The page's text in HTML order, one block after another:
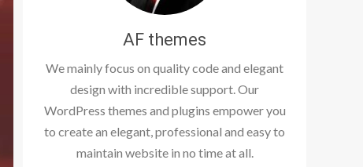
AF themes
We mainly focus on quality code and elegant
design with incredible support. Our
WordPress themes and plugins empower you
to create an elegant, professional and easy to
maintain website in no time at all.